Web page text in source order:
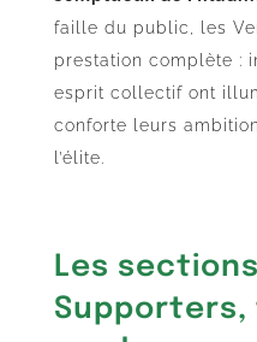
faille du public, les
prestation complète :
esprit collectif ont
conforte leurs
l’élite.
Les
Supporters,